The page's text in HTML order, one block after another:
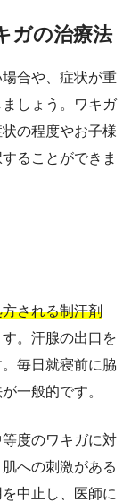
ガの治療法
合や、症状が重
しょう。ワキガ
の程度やお子様
ることができま
される制汗剤
。汗腺の出口を
毎日就寝前に脇
一般的です。
度のワキガに対
への刺激がある
中止し、医師に